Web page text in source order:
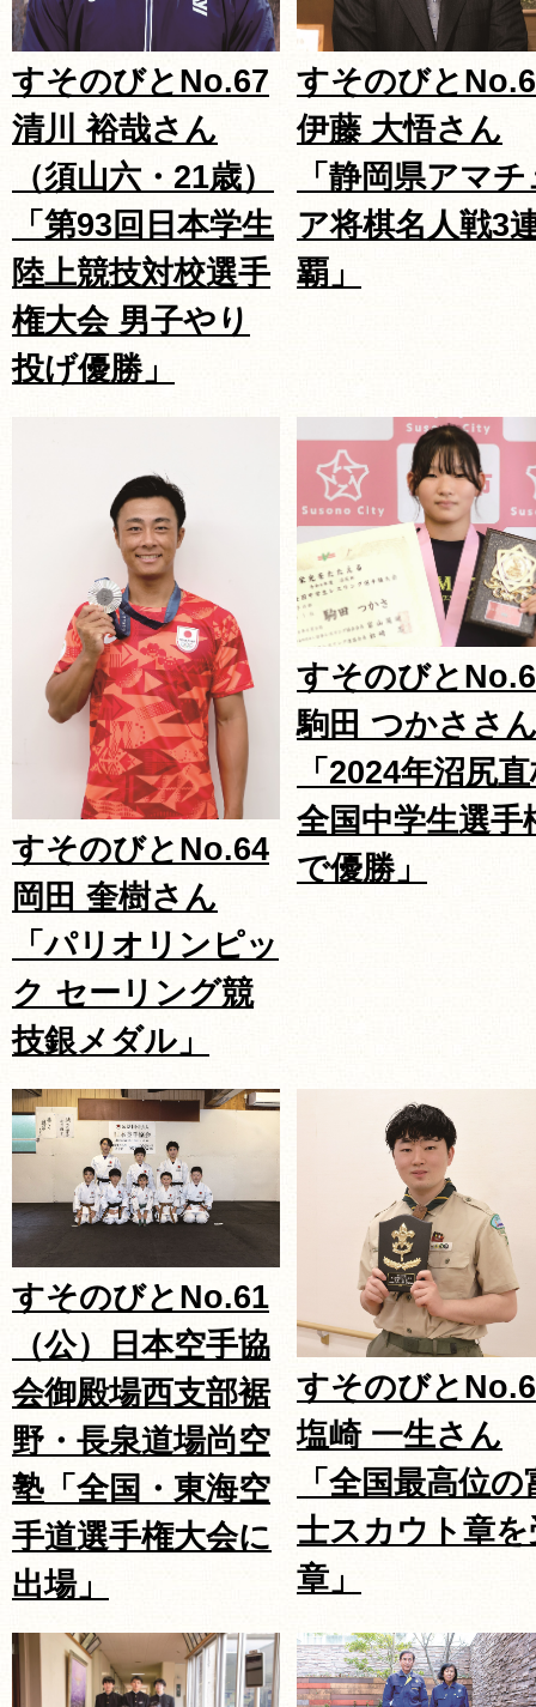
すそのびとNo.67
清川 裕哉さん
（須山六・21歳）
「第93回日本学生
陸上競技対校選手
権大会 男子やり
投げ優勝」
すそのびと
伊藤 大悟さん
「静岡県アマ
ア将棋名人戦3
覇」
すそのびとNo.64
岡田 奎樹さん
「パリオリンピッ
ク セーリング競
技銀メダル」
すそのびと
駒田 つかささ
「2024年沼尻
全国中学生選手
で優勝」
すそのびとNo.61
（公）日本空手協
会御殿場西支部裾
野・長泉道場尚空
塾「全国・東海空
手道選手権大会に
出場」
すそのびと
塩崎 一生さん
「全国最高位の
士スカウト章を
章」